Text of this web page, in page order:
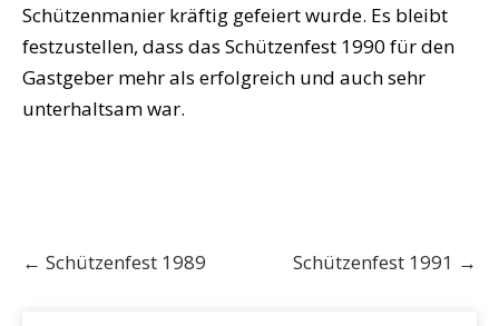
Schützenmanier kräftig gefeiert wurde. Es bleibt
festzustellen, dass das Schützenfest 1990 für den
Gastgeber mehr als erfolgreich und auch sehr
unterhaltsam war.
navigation
← Schützenfest 1989 Schützenfest 1991 →